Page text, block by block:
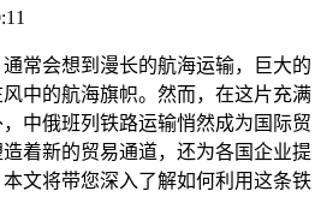
常会想到漫长的航海运输，巨大的
中的航海旗帜。然而，在这片充满
中俄班列铁路运输悄然成为国际贸
着新的贸易通道，还为各国企业提
文将带您深入了解如何利用这条铁